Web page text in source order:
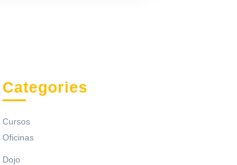
Categories
Cursos
Oficinas
Dojo